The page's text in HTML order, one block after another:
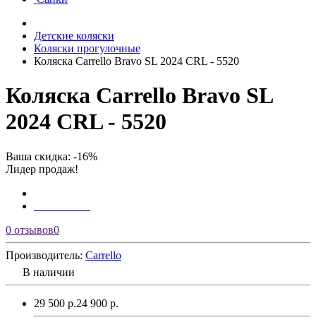
Детские коляски
Коляски прогулочные
Коляска Carrello Bravo SL 2024 CRL - 5520
Коляска Carrello Bravo SL
2024 CRL - 5520
Ваша скидка: -16%
Лидер продаж!
0 отзывов0
Производитель: Carrello
В наличии
29 500 р.24 900 р.